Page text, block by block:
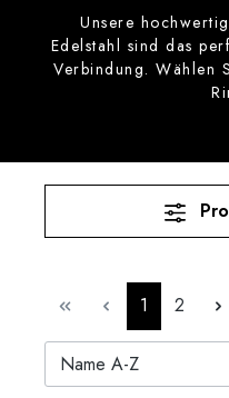
Unsere
Edelstahl sind das
Verbindung. Wählen
Seite
1 Seite
2